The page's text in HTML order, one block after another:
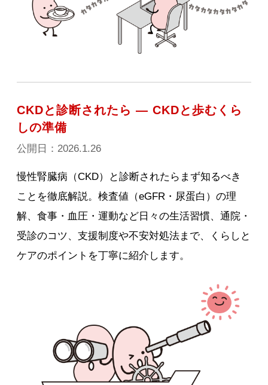
CKDと診断されたら ― CKDと歩むくら
しの準備
公開日：2026.1.26
慢性腎臓病（CKD）と診断されたらまず知るべき
ことを徹底解説。検査値（eGFR・尿蛋白）の理
解、食事・血圧・運動など日々の生活習慣、通院・
受診のコツ、支援制度や不安対処法まで、くらしと
ケアのポイントを丁寧に紹介します。